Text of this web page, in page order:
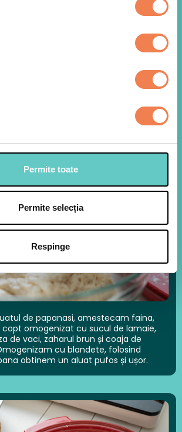
Permite toate
Permite selecția
Respinge
o tigaie adanca impreuna cu o
zahar brun si putina apa. Gatim la foc
obtinem un sos scazut, dar fluid.
de papanasi, amestecam faina,
omogenizat cu sucul de lamaie,
de vaci, zaharul brun și coaja de
cu blandete, folosind
obtinem un aluat pufos și ușor.